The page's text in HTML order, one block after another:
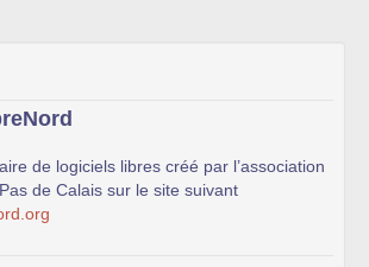
de logiciels libres créé par l’association
de Calais sur le site suivant